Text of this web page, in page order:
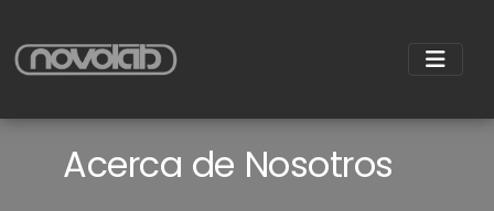
Acerca de Nosotros